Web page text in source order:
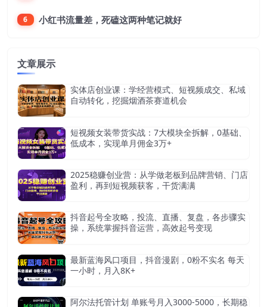
6 小红书流量差，死磕这两种笔记就好
文章展示
实体店创业课：学经营模式、短视频成交、私域
自动转化，挖掘烟酒茶赛道机会
短视频女装带货实战：7大模块全拆解，0基础、
低成本，实现单月佣金3万+
2025稳赚创业营：从学做老板到品牌营销、门店
盈利，再到短视频获客，干货满满
抖音起号全攻略，投流、直播、复盘，各步骤实
操，系统掌握抖音运营，高效起号变现
最新蓝海风口项目，抖音漫剧，0粉不实名 每天
一小时，月入8K+
阿尔法托管计划 单账号月入3000-5000，长期稳